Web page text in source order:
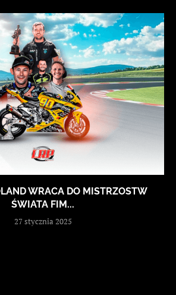
WRACA DO MISTRZOSTW
ŚWIATA FIM...
27 stycznia 2025